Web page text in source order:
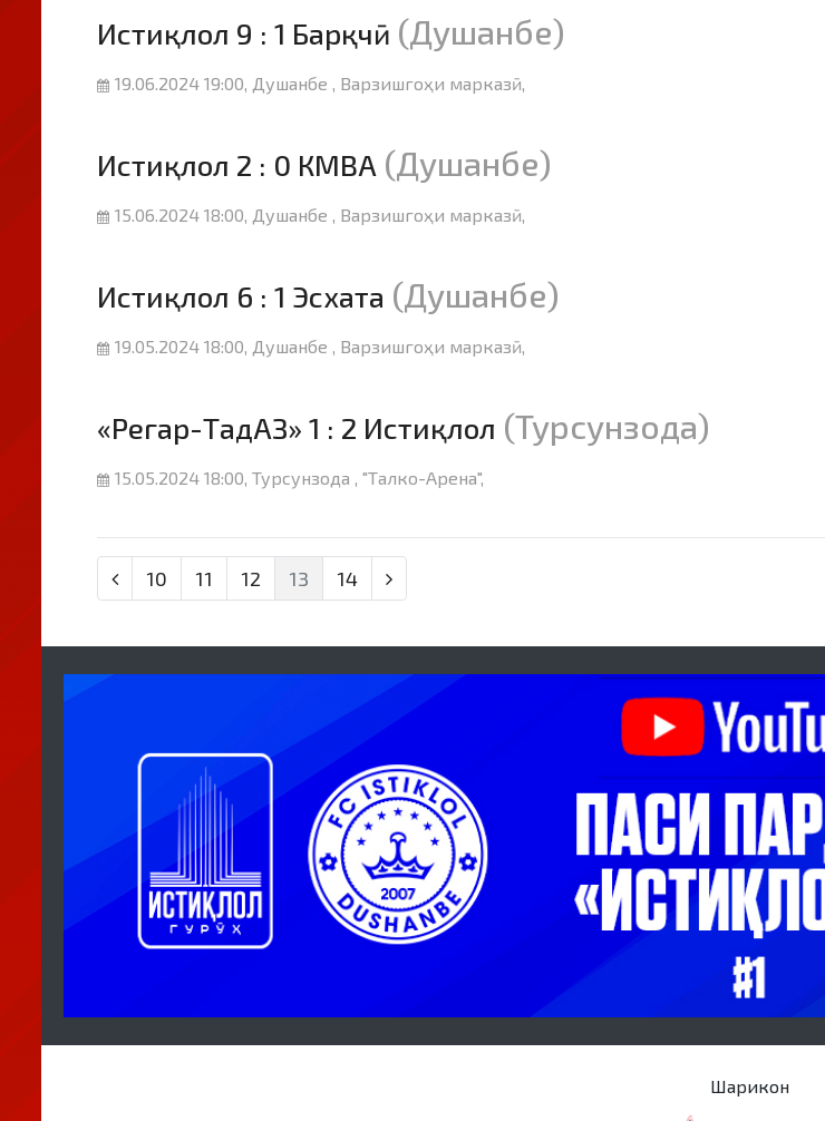
Истиқлол 9 : 1 Барқчӣ (Душанбе)
19.06.2024 19:00, Душанбе , Варзишгоҳи марказӣ,
Истиқлол 2 : 0 КМВА (Душанбе)
15.06.2024 18:00, Душанбе , Варзишгоҳи марказӣ,
Истиқлол 6 : 1 Эсхата (Душанбе)
19.05.2024 18:00, Душанбе , Варзишгоҳи марказӣ,
«Регар-ТадАЗ» 1 : 2 Истиқлол (Турсунзода)
15.05.2024 18:00, Турсунзода , "Талко-Арена",
10 11 12 13 14
Шарикон